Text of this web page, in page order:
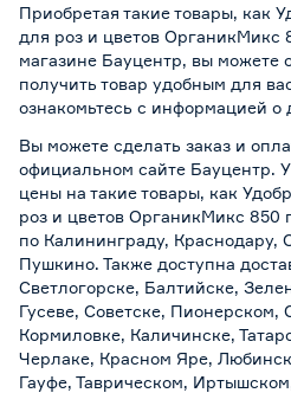
Приобретая такие товары, как
для роз и цветов ОрганикМикс
магазине Бауцентр, вы можете
получить товар удобным для
ознакомьтесь с информацией о
Вы можете сделать заказ и
официальном сайте Бауцентр.
цены на такие товары, как
роз и цветов ОрганикМикс 850
по Калининграду, Краснодару,
Пушкино. Также доступна
Светлогорске, Балтийске,
Гусеве, Советске, Пионерском,
Кормиловке, Каличинске,
Черлаке, Красном Яре,
Гауфе, Таврическом,